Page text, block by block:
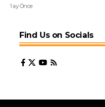
1 ay Önce
Find Us on Socials